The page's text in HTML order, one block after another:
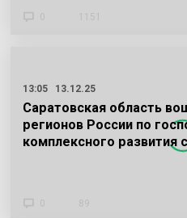
13:05
13.12.25
Саратовская область
регионов России по
комплексного развития